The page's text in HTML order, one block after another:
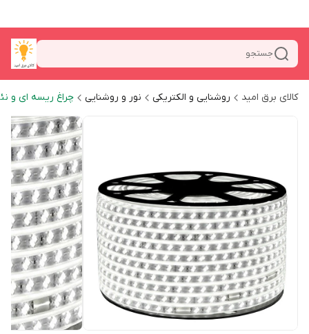
جستجو
کالای برق امید روشنایی و الکتریکی نور و روشنایی چراغ ریسه ای و